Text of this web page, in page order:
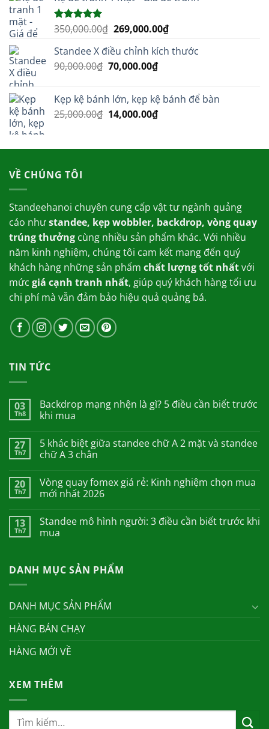
Được xếp
5 sao
350,000.00₫ Giá
là:
350,000.00₫.
269,000.00₫Giá
tại
Standee X điều chỉnh kích thước
90,000.00₫ Giá
90,000.00₫.
70,000.00₫Giá
là:
70,000.00₫.
Kẹp kệ bánh lớn, kẹp kệ bánh để bàn
25,000.00₫ Giá
25,000.00₫.
14,000.00₫Giá
là:
VỀ CHÚNG TÔI
Standeehanoi chuyên cung cấp vật tư ngành quảng
cáo nhưstandee, kẹp wobbler, backdrop, vòng quay
trúng thưởng cùng nhiều sản phẩm khác. Với nhiều
năm kinh nghiệm, chúng tôi cam kết mang đến quý
khách hàng những sản phẩm chất lượng tốt nhấtvới
mức giá cạnh tranh nhất, giúp quý khách hàng tối ưu
chi phí mà vẫn đảm bảo hiệu quả quảng bá.
TIN TỨC
03
Th8
Backdrop mạng nhện là gì? 5 điều cần biết trước
khi mua
27
Th7
5 khác biệt giữa standee chữ A 2 mặt và standee
chữ A 3 chân
20
Th7
Vòng quay fomex giá rẻ: Kinh nghiệm chọn mua
mới nhất 2026
13
Th7
Standee mô hình người: 3 điều cần biết trước khi
mua
DANH MỤC SẢN PHẨM
DANH MỤC SẢN PHẨM
HÀNG BÁN CHẠY
HÀNG MỚI VỀ
XEM THÊM